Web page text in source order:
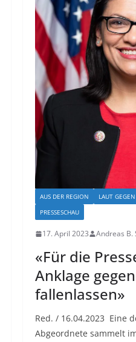
AUS DER REGION LAUT
PRESSESCHAU
17. April 2023 Andreas B.
«Für die
Anklage
fallenlassen»
Red. / 16.04.2023 Eine
Abgeordnete sammelt